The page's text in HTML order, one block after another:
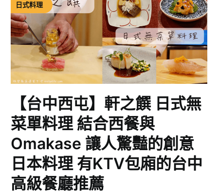
日式料理
【台中西屯】軒之饌 日式無
菜單料理 結合西餐與
Omakase 讓人驚豔的創意
日本料理 有KTV包廂的台中
高級餐廳推薦